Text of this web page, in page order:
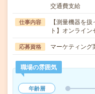
交通費支給
仕事内容
【測量機器を
ト】オンライ
応募資格 マーケティング
職場の雰囲気
年齢層